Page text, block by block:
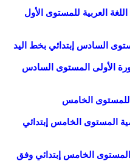
العربية للمستوى الأول
السادس إبتدائي بخط اليد
الأولى المستوى السادس
للمستوى الخامس
المستوى الخامس إبتدائي
الخامس إبتدائي وفق